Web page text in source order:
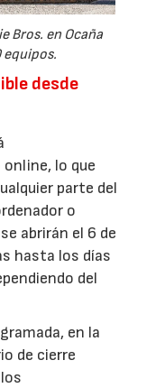
Bros. en Ocaña
equipos.
desde
lo que
parte del
o
abrirán el 6 de
hasta los días
del
en la
de cierre